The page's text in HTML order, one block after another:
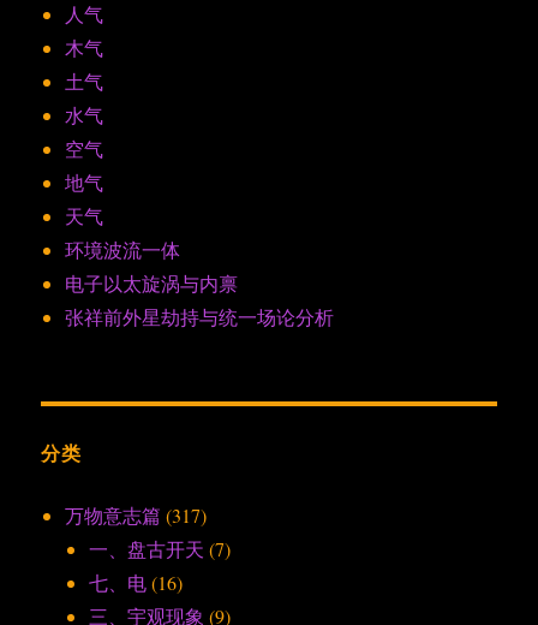
人气
木气
土气
水气
空气
地气
天气
环境波流一体
电子以太旋涡与内禀
张祥前外星劫持与统一场论分析
分类
万物意志篇 (317)
一、盘古开天 (7)
七、电(16)
三、宇观现象 (9)